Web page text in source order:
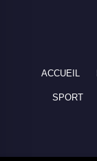
ACCUEIL
SPORT